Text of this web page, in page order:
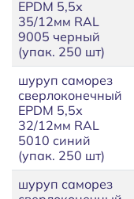
EPDM 5,5х
35/12мм RAL
9005 черный
(упак. 250 шт)
шуруп саморез
сверлоконечный
EPDM 5,5х
32/12мм RAL
5010 синий
(упак. 250 шт)
шуруп саморез